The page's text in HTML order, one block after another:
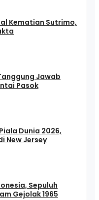
Kematian Sutrimo,
Jawab
Pasok
Dunia 2026,
New Jersey
Sepuluh
Gejolak 1965